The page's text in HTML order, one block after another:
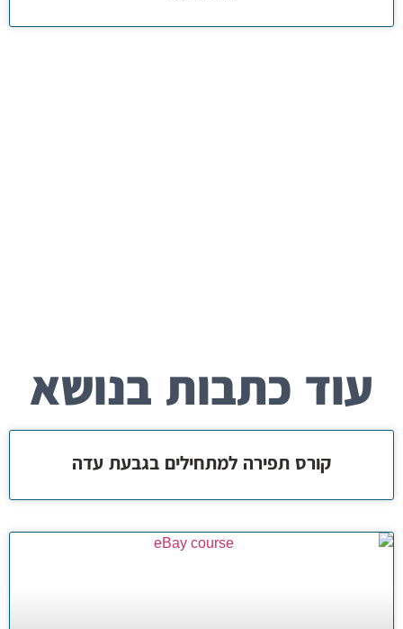
עוד כתבות בנושא
קורס תפירה למתחילים בגבעת עדה